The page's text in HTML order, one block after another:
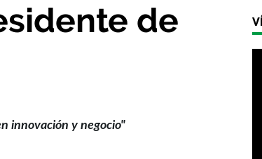
de
innovación y negocio"